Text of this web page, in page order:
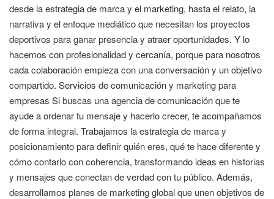
desde la estrategia de marca y el marketing, hasta el relato, la
narrativa y el enfoque mediático que necesitan los proyectos
deportivos para ganar presencia y atraer oportunidades. Y lo
hacemos con profesionalidad y cercanía, porque para nosotros
cada colaboración empieza con una conversación y un objetivo
compartido. Servicios de comunicación y marketing para
empresas Si buscas una agencia de comunicación que te
ayude a ordenar tu mensaje y hacerlo crecer, te acompañamos
de forma integral. Trabajamos la estrategia de marca y
posicionamiento para definir quién eres, qué te hace diferente y
cómo contarlo con coherencia, transformando ideas en historias
y mensajes que conectan de verdad con tu público. Además,
desarrollamos planes de marketing global que unen objetivos de